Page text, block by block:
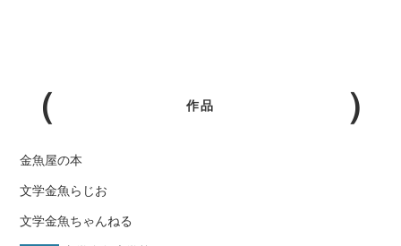
作品
金魚屋の本
文学金魚らじお
文学金魚ちゃんねる